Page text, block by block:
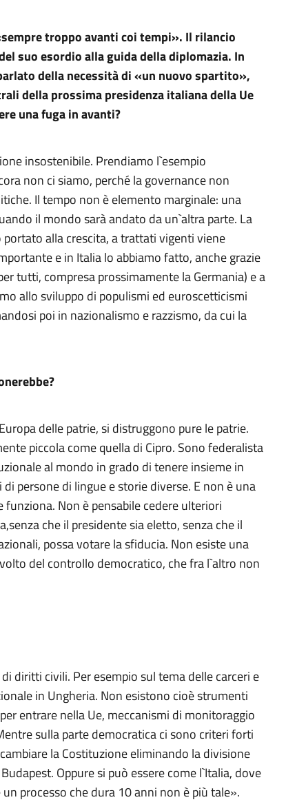
troppo avanti coi tempi». Il rilancio
suo esordio alla guida della diplomazia. In
della necessità di «un nuovo spartito»,
della prossima presidenza italiana della Ue
una fuga in avanti?
insostenibile. Prendiamo l`esempio
non ci siamo, perché la governance non
Il tempo non è elemento marginale: una
il mondo sarà andato da un`altra parte. La
alla crescita, a trattati vigenti viene
e in Italia lo abbiamo fatto, anche grazie
tutti, compresa prossimamente la Germania) e a
allo sviluppo di populismi ed euroscetticismi
poi in nazionalismo e razzismo, da cui la
delle patrie, si distruggono pure le patrie.
piccola come quella di Cipro. Sono federalista
al mondo in grado di tenere insieme in
persone di lingue e storie diverse. E non è una
Non è pensabile cedere ulteriori
che il presidente sia eletto, senza che il
possa votare la sfiducia. Non esiste una
del controllo democratico, che fra l`altro non
diritti civili. Per esempio sul tema delle carceri e
in Ungheria. Non esistono cioè strumenti
entrare nella Ue, meccanismi di monitoraggio
sulla parte democratica ci sono criteri forti
la Costituzione eliminando la divisione
Oppure si può essere come l`Italia, dove
processo che dura 10 anni non è più tale».